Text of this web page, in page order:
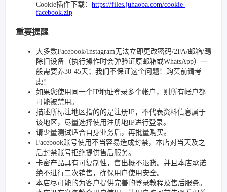
Cookie插件下载： https://files.juhaoba.com/cookie-
facebook.zip
重要提醒
大多数Facebook/Instagram无法立即更改密码/2FA/邮箱/踢
除旧设备（执行操作时会弹验证原邮箱或WhatsApp）一
般需要养30-45天；我们不保证这个问题！购买前请考
虑！
如果您使用同一个IP地址登录多个帐户，则所有帐户都
可能被禁用。
描述所标注地区指的的是注册IP，不代表资料信息属于
该地区，尽量选择使用注册地IP进行登录。
请少量测试适合自身业务后，再批量购买。
Facebook账号使用不当容易造成封禁，本店对当天及之
后封禁账号拒绝提供售后服务。
卡密产品具有可复制性，售出概不退货。并且本店承诺
绝不进行二次销售，确保用户使用安全。
本店尽可能的为客户提供完善的登录教程及售后服务。